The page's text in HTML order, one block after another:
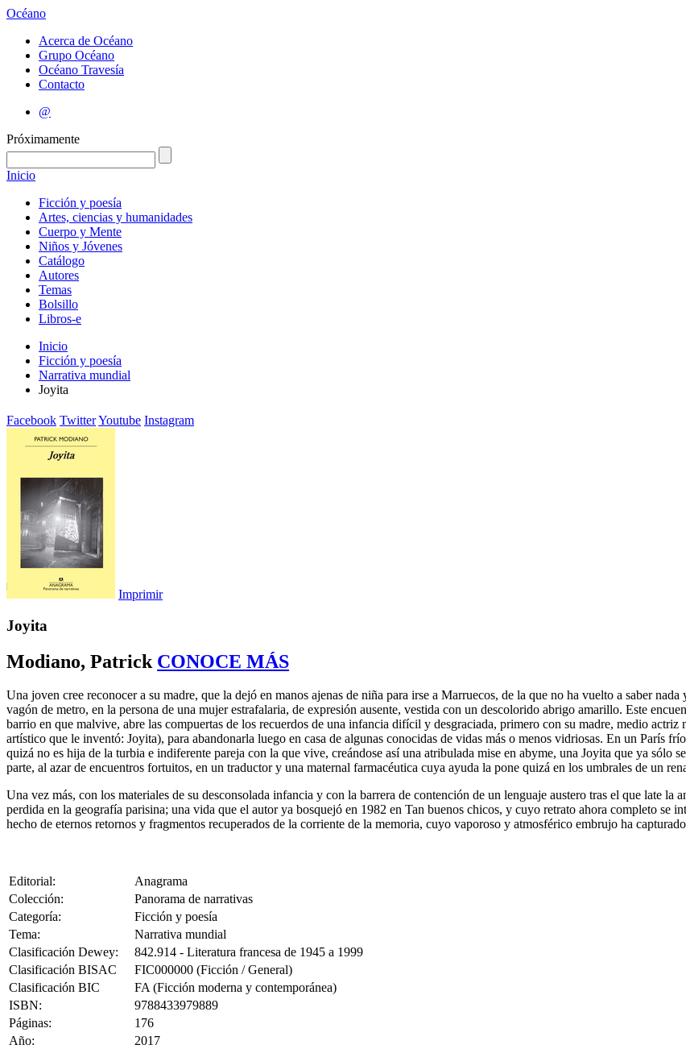
Océano
Acerca de Océano
Grupo Océano
Océano Travesía
Contacto
@
Próximamente
Inicio
Ficción y poesía
Artes, ciencias y humanidades
Cuerpo y Mente
Niños y Jóvenes
Catálogo
Autores
Temas
Bolsillo
Libros-e
Inicio
Ficción y poesía
Narrativa mundial
Joyita
Facebook TwitterYoutube Instagram
Imprimir
Joyita
Modiano, Patrick CONOCE MÁS
Una joven cree reconocer a su madre, que la dejó en manos ajenas de niña para irse a Marruecos, de la que no ha vuelto a saber
vagón de metro, en la persona de una mujer estrafalaria, de expresión ausente, vestida con un descolorido abrigo amarillo. Este
barrio en que malvive, abre las compuertas de los recuerdos de una infancia difícil y desgraciada, primero con su madre, medio
artístico que le inventó: Joyita), para abandonarla luego en casa de algunas conocidas de vidas más o menos vidriosas. En un París
quizá no es hija de la turbia e indiferente pareja con la que vive, creándose así una atribulada mise en abyme, una Joyita que ya sólo
parte, al azar de encuentros fortuitos, en un traductor y una maternal farmacéutica cuya ayuda la pone quizá en los umbrales de un
Una vez más, con los materiales de su desconsolada infancia y con la barrera de contención de un lenguaje austero tras el que late
perdida en la geografía parisina; una vida que el autor ya bosquejó en 1982 en Tan buenos chicos, y cuyo retrato ahora completo se
hecho de eternos retornos y fragmentos recuperados de la corriente de la memoria, cuyo vaporoso y atmosférico embrujo ha
Editorial:
Anagrama
Colección:
Panorama de narrativas
Categoría:
Ficción y poesía
Tema:
Narrativa mundial
Clasificación Dewey:
842.914 - Literatura francesa de 1945 a 1999
Clasificación BISAC
FIC000000 (Ficción / General)
Clasificación BIC
FA (Ficción moderna y contemporánea)
ISBN:
9788433979889
Páginas:
176
Año:
2017